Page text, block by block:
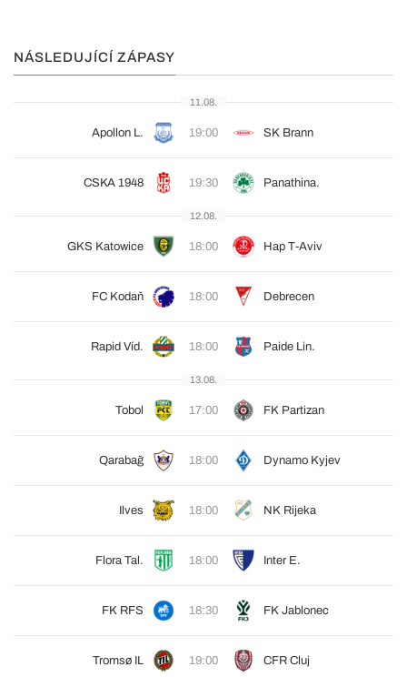
NÁSLEDUJÍCÍ ZÁPASY
11.08.
Apollon L. 19:00 SK Brann
CSKA 1948 19:30 Panathina.
12.08.
GKS Katowice 18:00 Hap T-Aviv
FC Kodaň 18:00 Debrecen
Rapid Víd. 18:00 Paide Lin.
13.08.
Tobol 17:00 FK Partizan
Qarabağ 18:00 Dynamo Kyjev
Ilves 18:00 NK Rijeka
Flora Tal. 18:00 Inter E.
FK RFS 18:30 FK Jablonec
Tromsø IL 19:00 CFR Cluj